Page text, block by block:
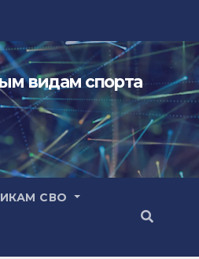
видам спорта
СВО